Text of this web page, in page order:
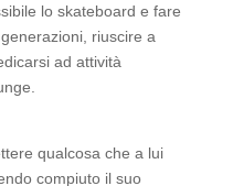
lo skateboard e fare
riuscire a
ad attività
qualcosa che a lui
compiuto il suo